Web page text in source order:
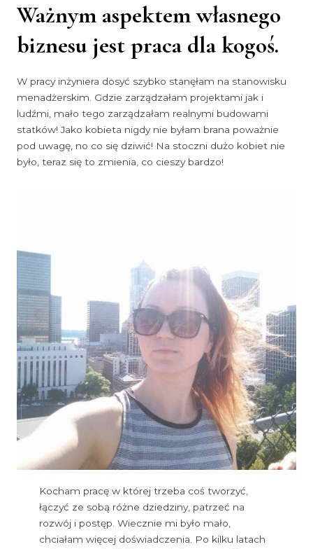
Ważnym aspektem własnego
biznesu jest praca dla kogoś.
W pracy inżyniera dosyć szybko stanęłam na stanowisku
menadżerskim. Gdzie zarządzałam projektami jak i
ludźmi, mało tego zarządzałam realnymi budowami
statków! Jako kobieta nigdy nie byłam brana poważnie
pod uwagę, no co się dziwić! Na stoczni dużo kobiet nie
było, teraz się to zmienia, co cieszy bardzo!
Kocham pracę w której trzeba coś tworzyć,
łączyć ze sobą różne dziedziny, patrzeć na
rozwój i postęp. Wiecznie mi było mało,
chciałam więcej doświadczenia. Po kilku latach